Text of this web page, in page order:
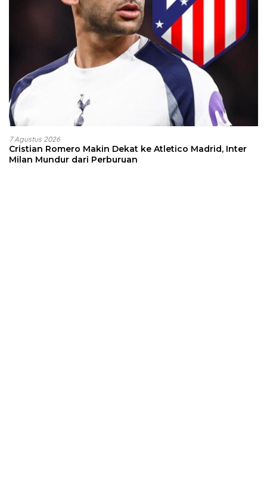
7 Agustus 2026
Cristian Romero Makin Dekat ke Atletico Madrid, Inter
Milan Mundur dari Perburuan